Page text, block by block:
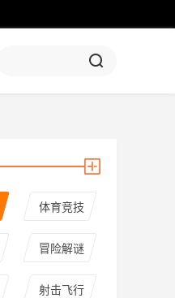
体育竞技
冒险解谜
射击飞行